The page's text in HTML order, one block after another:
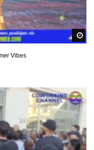
Vibes